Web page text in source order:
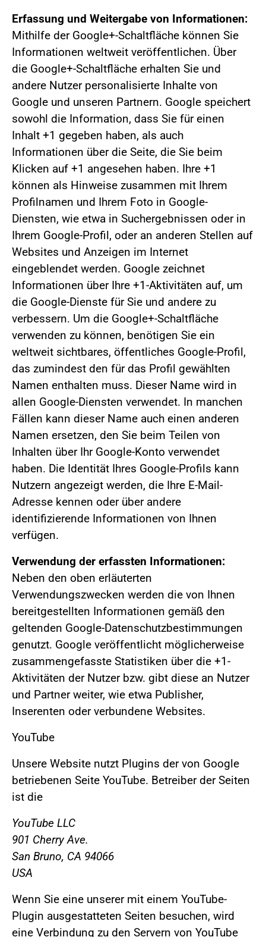
Erfassung und Weitergabe von Informationen:
Mithilfe der Google+-Schaltfläche können Sie
Informationen weltweit veröffentlichen. Über
die Google+-Schaltfläche erhalten Sie und
andere Nutzer personalisierte Inhalte von
Google und unseren Partnern. Google speichert
sowohl die Information, dass Sie für einen
Inhalt +1 gegeben haben, als auch
Informationen über die Seite, die Sie beim
Klicken auf +1 angesehen haben. Ihre +1
können als Hinweise zusammen mit Ihrem
Profilnamen und Ihrem Foto in Google-
Diensten, wie etwa in Suchergebnissen oder in
Ihrem Google-Profil, oder an anderen Stellen auf
Websites und Anzeigen im Internet
eingeblendet werden. Google zeichnet
Informationen über Ihre +1-Aktivitäten auf, um
die Google-Dienste für Sie und andere zu
verbessern. Um die Google+-Schaltfläche
verwenden zu können, benötigen Sie ein
weltweit sichtbares, öffentliches Google-Profil,
das zumindest den für das Profil gewählten
Namen enthalten muss. Dieser Name wird in
allen Google-Diensten verwendet. In manchen
Fällen kann dieser Name auch einen anderen
Namen ersetzen, den Sie beim Teilen von
Inhalten über Ihr Google-Konto verwendet
haben. Die Identität Ihres Google-Profils kann
Nutzern angezeigt werden, die Ihre E-Mail-
Adresse kennen oder über andere
identifizierende Informationen von Ihnen
verfügen.
Verwendung der erfassten Informationen:
Neben den oben erläuterten
Verwendungszwecken werden die von Ihnen
bereitgestellten Informationen gemäß den
geltenden Google-Datenschutzbestimmungen
genutzt. Google veröffentlicht möglicherweise
zusammengefasste Statistiken über die +1-
Aktivitäten der Nutzer bzw. gibt diese an Nutzer
und Partner weiter, wie etwa Publisher,
Inserenten oder verbundene Websites.
YouTube
Unsere Website nutzt Plugins der von Google
betriebenen Seite YouTube. Betreiber der Seiten
ist die
YouTube LLC
901 Cherry Ave.
San Bruno, CA 94066
USA
Wenn Sie eine unserer mit einem YouTube-
Plugin ausgestatteten Seiten besuchen, wird
eine Verbindung zu den Servern von YouTube